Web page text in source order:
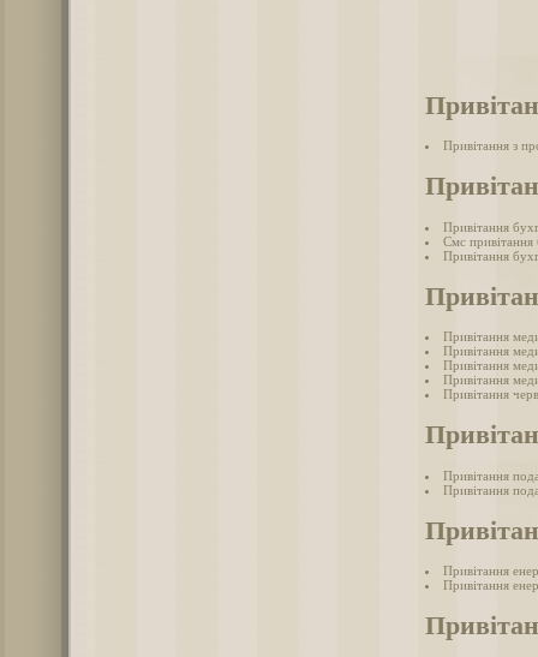
Привітання з
Привітання
Смс привітання
Привітання
Привітання
Привітання
Привітання
Привітання
Привітання
Привітання
Привітання
Привітання
Привітання